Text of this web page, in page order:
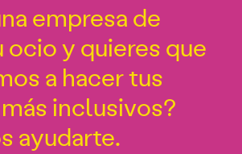
empresa de
y quieres que
a hacer tus
inclusivos?
ayudarte.